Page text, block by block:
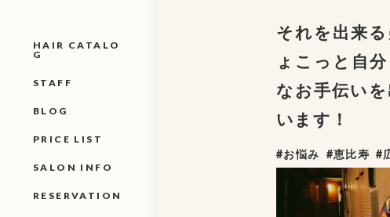
それを出来
ょこっと自
なお手伝い
います！
#お悩み #恵比寿 #
HAIR CATALO
G
STAFF
BLOG
PRICE LIST
SALON INFO
RESERVATION